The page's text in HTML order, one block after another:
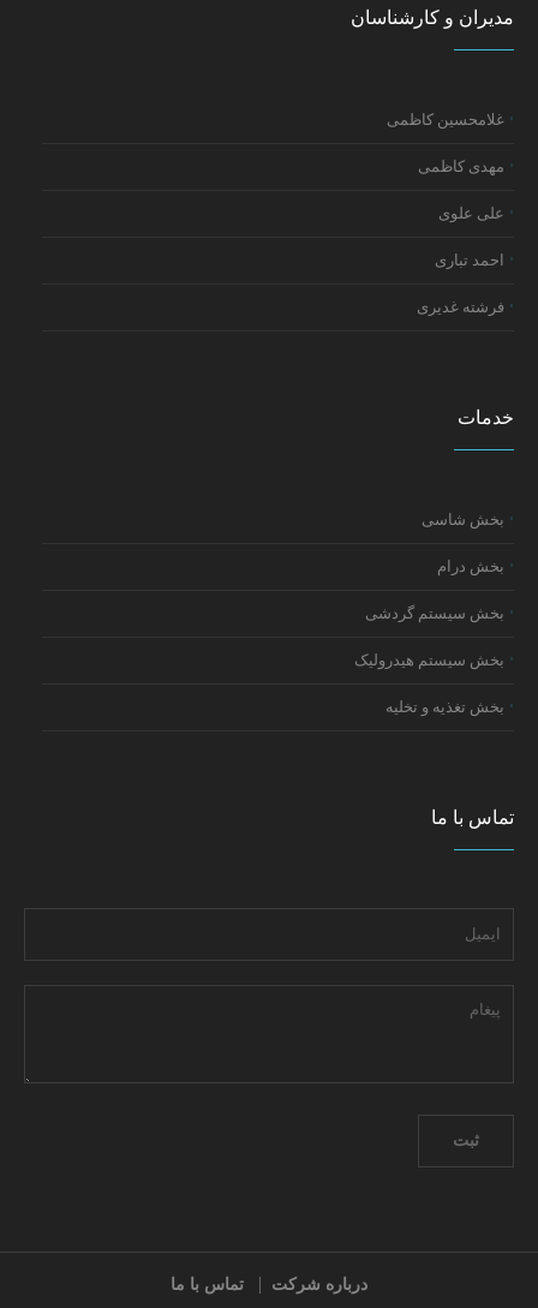
مدیران و کارشناسان
غلامحسین کاظمی
مهدی کاظمی
علی علوی
احمد تباری
فرشته غدیری
خدمات
بخش شاسی
بخش درام
بخش سیستم گردشی
بخش سیستم هیدرولیک
بخش تغذیه و تخلیه
تماس با ما
درباره شرکت تماس با ما